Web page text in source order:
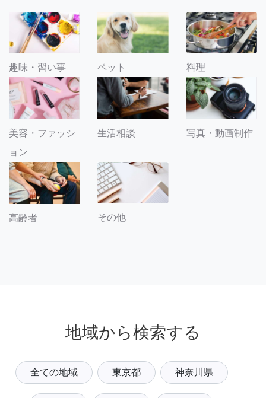
趣味・習い事 ペット 料理
美容・ファッシ
ョン
生活相談 写真・動画制作
高齢者 その他
地域から検索する
全ての地域 東京都 神奈川県